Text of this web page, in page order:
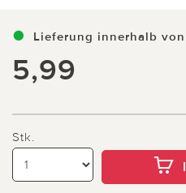
Lieferung innerhalb
5,99
Stk.